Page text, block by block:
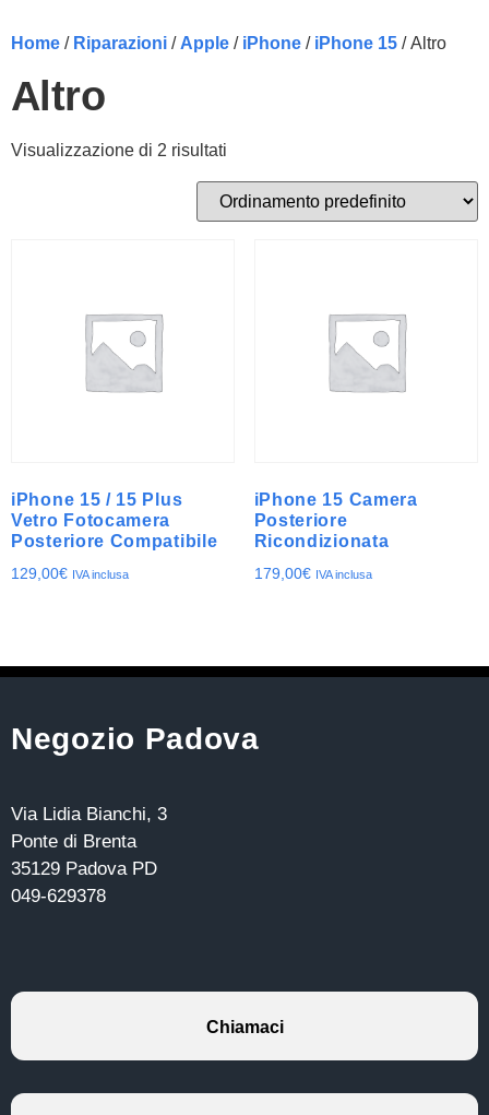
Home / Riparazioni / Apple / iPhone / iPhone 15 / Altro
Altro
Visualizzazione di 2 risultati
iPhone 15 / 15 Plus
Vetro Fotocamera
Posteriore Compatibile
129,00€ IVA inclusa
iPhone 15 Camera
Posteriore
Ricondizionata
179,00€ IVA inclusa
Negozio Padova
Via Lidia Bianchi, 3
Ponte di Brenta
35129 Padova PD
049-629378
Chiamaci